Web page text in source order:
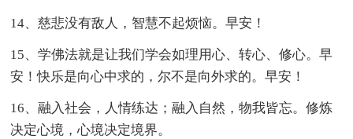
14、慈悲没有敌人，智慧不起烦恼。早安！
15、学佛法就是让我们学会如理用心、转心、修心。早
安！快乐是向心中求的，尔不是向外求的。早安！
16、融入社会，人情练达；融入自然，物我皆忘。修炼
决定心境，心境决定境界。